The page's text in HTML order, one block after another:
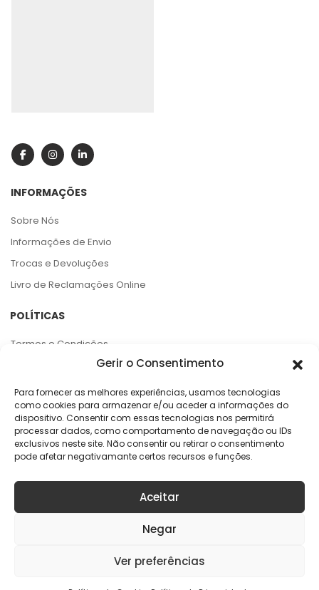
Gerir o Consentimento
Para fornecer as melhores experiências, usamos tecnologias
como cookies para armazenar e/ou aceder a informações do
dispositivo. Consentir com essas tecnologias nos permitirá
processar dados, como comportamento de navegação ou IDs
exclusivos neste site. Não consentir ou retirar o consentimento
pode afetar negativamante certos recursos e funções.
Aceitar
Negar
Ver preferências
INFORMAÇÕES
Sobre Nós
Informações de Envio
Trocas e Devoluções
Livro de Reclamações Online
POLÍTICAS
Termos e Condições
Política de Privacidade
Política de Cookies
Centro de Arbitragem e RAL
APOIO AO CLIENTE
Rua da Argila, 141
4445-027 Alfena
online@geracaoaudaciosa.pt
Copyright © 2026 KELME Portugal. Todos os direitos reservados